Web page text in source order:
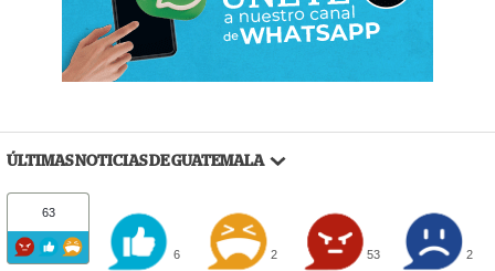
ÚLTIMAS NOTICIAS DE GUATEMALA
63
6 2 53 2